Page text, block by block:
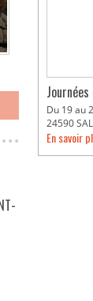
Du 19 au
24590
En savoir